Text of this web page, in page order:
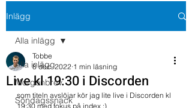
Inlägg
Alla inlägg
Morgonbrev
Söndagssnack
Alla inlägg
Live kl 19:30 i Discorden
Tobbe
8 dec. 2022 1 min läsning
som titeln avslöjar kör jag lite live i Discorden kl
19:30 med fokus på index :)